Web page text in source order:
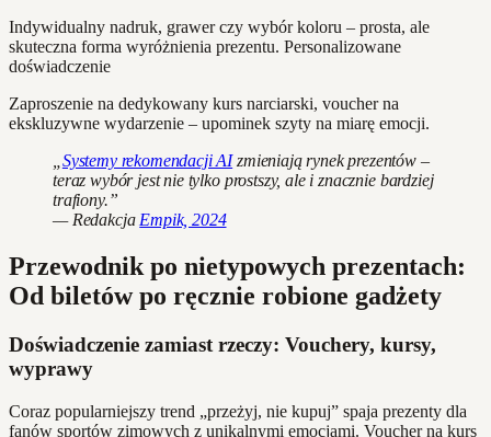
Indywidualny nadruk, grawer czy wybór koloru – prosta, ale
skuteczna forma wyróżnienia prezentu. Personalizowane
doświadczenie
Zaproszenie na dedykowany kurs narciarski, voucher na
ekskluzywne wydarzenie – upominek szyty na miarę emocji.
Systemy rekomendacji AIzmieniają rynek prezentów –
teraz wybór jest nie tylko prostszy, ale i znacznie bardziej
trafiony.”
— Redakcja Empik, 2024
Przewodnik po nietypowych prezentach:
Od biletów po ręcznie robione gadżety
Doświadczenie zamiast rzeczy: Vouchery, kursy,
wyprawy
Coraz popularniejszy trend „przeżyj, nie kupuj” spaja prezenty dla
fanów sportów zimowych z unikalnymi emocjami. Voucher na kurs